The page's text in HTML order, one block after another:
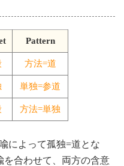
Pattern
方法=道
単独=参道
方法=単独
によって孤独=道とな
を合わせて、両方の含意